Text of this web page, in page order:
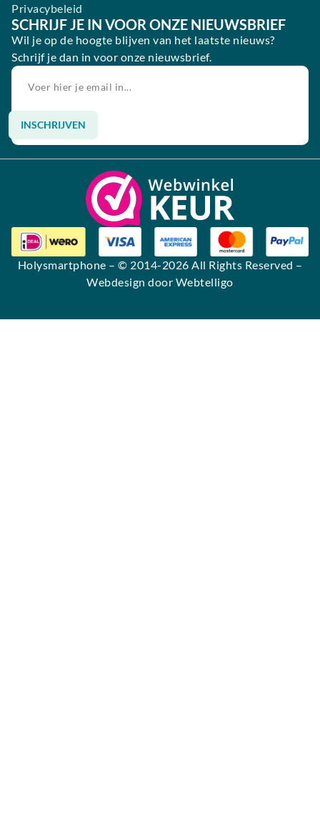
Privacybeleid
SCHRIJF JE IN VOOR ONZE NIEUWSBRIEF
Wil je op de hoogte blijven van het laatste nieuws?
Schrijf je dan in voor onze nieuwsbrief.
INSCHRIJVEN
Alternative:
Holysmartphone – © 2014-2026 All Rights Reserved –
Webdesign door Webtelligo